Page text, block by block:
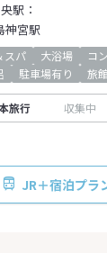
駅：
神宮駅
スパ 大浴場 コ
駐車場有り 旅
旅行 収集中
JR＋宿泊プラ